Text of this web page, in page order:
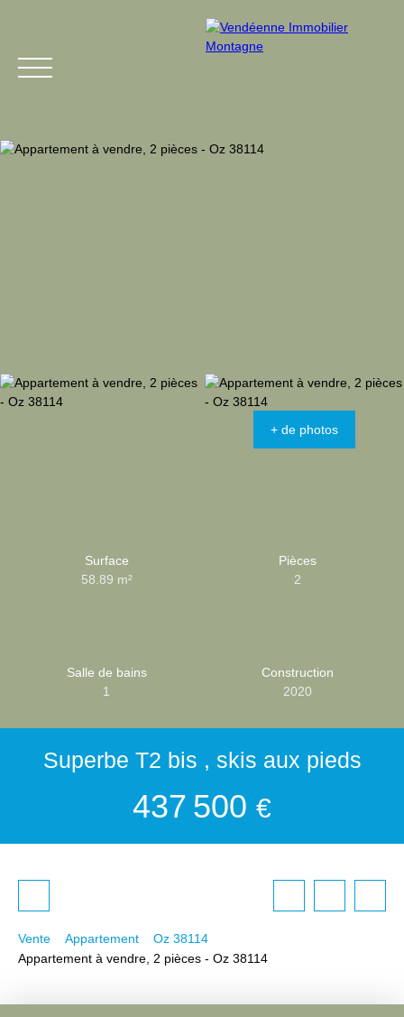
+ de photos
Surface
58.89 m²
Pièces
2
Salle de bains
1
Construction
2020
Superbe T2 bis , skis aux pieds
437 500 €
Vente Appartement
Oz 38114
Appartement à vendre, 2 pièces - Oz 38114